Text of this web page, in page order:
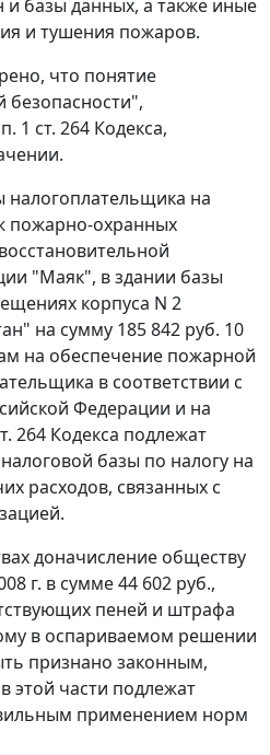
базы данных, а также иные
и тушения пожаров.
что понятие
1 ст. 264 Кодекса,
налогоплательщика на
пожарно-охранных
"Маяк", в здании базы
корпуса N 2
на сумму 185 842 руб. 10
на обеспечение пожарной
в соответствии с
Федерации и на
264 Кодекса подлежат
базы по налогу на
расходов, связанных с
доначисление обществу
г. в сумме 44 602 руб.,
пеней и штрафа
в оспариваемом решении
признано законным,
этой части подлежат
применением норм